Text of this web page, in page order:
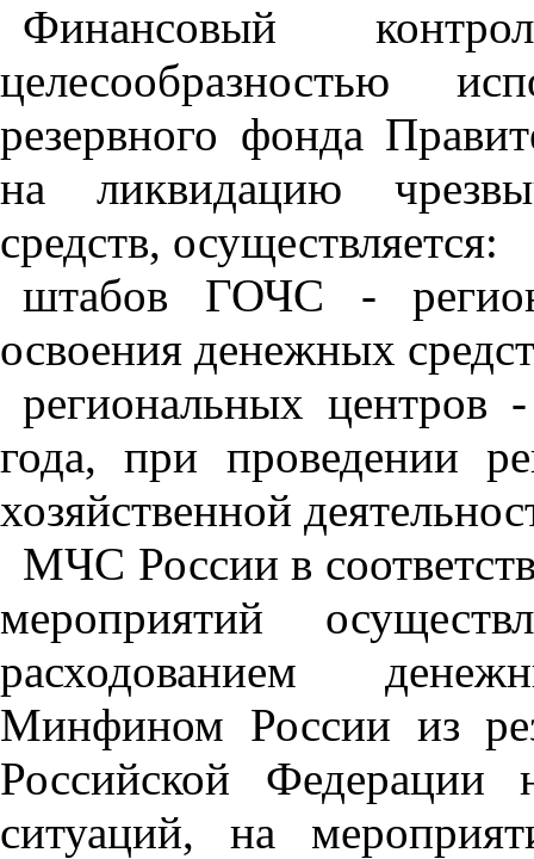
Финансовый
целесообразностью
резервного фонда
на ликвидацию
средств, осуществляется:
штабов ГОЧС -
освоения денежных
региональных
года, при проведении
хозяйственной
МЧС России в
мероприятий
расходованием
Минфином России из
Российской Федерации
ситуаций, на